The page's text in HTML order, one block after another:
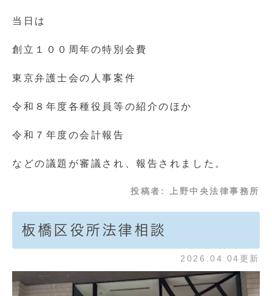
当日は
創立１００周年の特別会費
東京弁護士会の人事案件
令和８年度各種役員等の紹介のほか
令和７年度の会計報告
などの議題が審議され、報告されました。
投稿者: 上野中央法律事務所
板橋区役所法律相談
2026.04.04更新